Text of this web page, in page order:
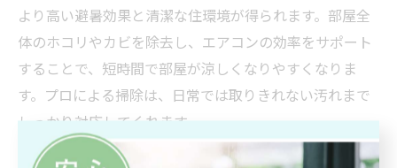
より高い避暑効果と清潔な住環境が得られます。部屋全
体のホコリやカビを除去し、エアコンの効率をサポート
することで、短時間で部屋が涼しくなりやすくなりま
す。プロによる掃除は、日常では取りきれない汚れまで
しっかり対応してくれます。
また、同時に依頼することで作業の手間が減り、時間や